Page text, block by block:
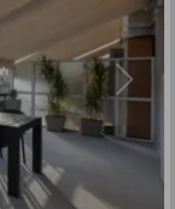
Next